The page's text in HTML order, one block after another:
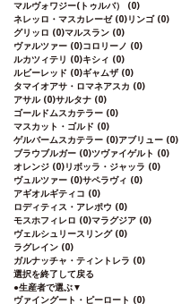
マルヴォワジー(トゥルバ） (0)
ネレッロ・マスカレーゼ (0)リンゴ (0)
グリッロ (0)マルスラン (0)
ヴァルツァー (0)コロリーノ (0)
ルカツィテリ (0)キシィ (0)
ルビーレッド (0)ギャムザ (0)
タマイオアサ・ロマネアスカ (0)
アサル (0)サルタナ (0)
ゴールドムスカテラー (0)
マスカット・ゴルド (0)
ゲルバームスカテラー (0)アブリュー (0)
ブラウブルガー (0)ツヴァイゲルト (0)
オレンジ (0)リボッラ・ジャッラ (0)
ヴュルツァー (0)サペラヴィ (0)
アギオルギティコ (0)
ロディティス・アレポウ (0)
モスホフィレロ (0)マラグジア (0)
ヴェルシュリースリング (0)
ラグレイン (0)
ガルナッチャ・ティントレラ (0)
選択を終了して戻る
●生産者で選ぶ▼
ヴァイングート・ピーロート (0)